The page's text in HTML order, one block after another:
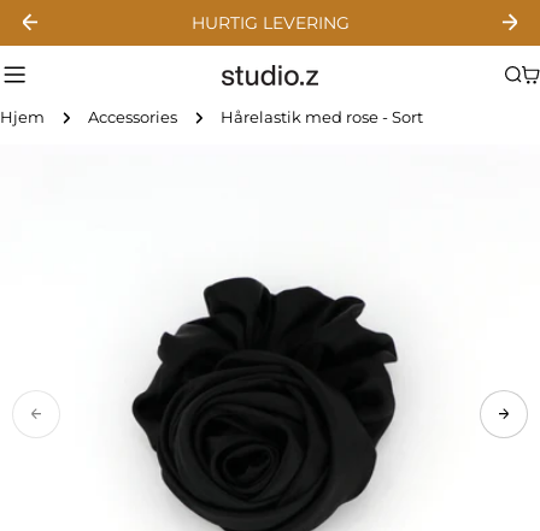
indhold
HURTIG LEVERING
Hjem Accessories Hårelastik med rose - Sort